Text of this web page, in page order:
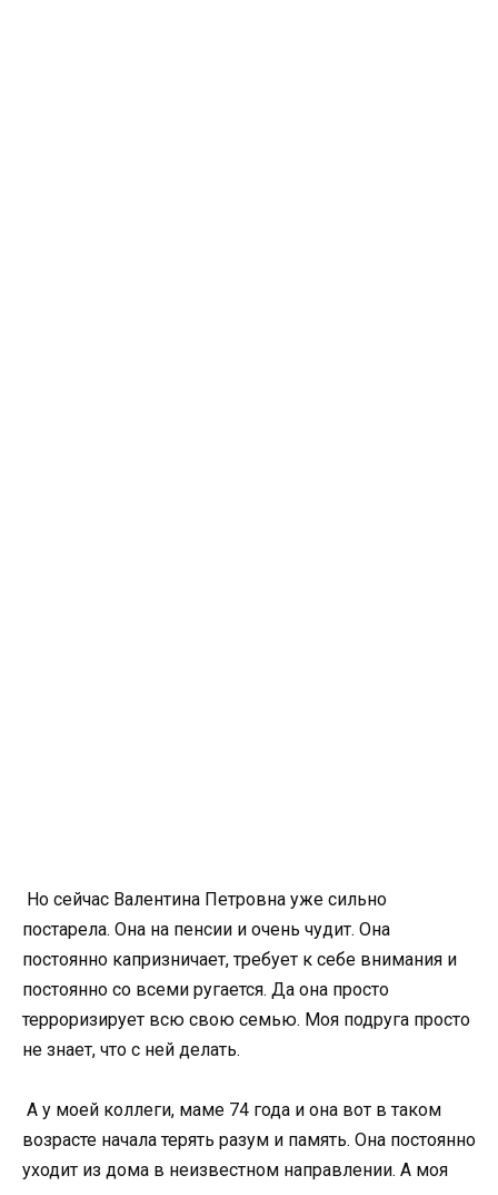
Но сейчас Валентина Петровна уже сильно
постарела. Она на пенсии и очень чудит. Она
постоянно капризничает, требует к себе внимания и
постоянно со всеми ругается. Да она просто
терроризирует всю свою семью. Моя подруга просто
не знает, что с ней делать.
А у моей коллеги, маме 74 года и она вот в таком
возрасте начала терять разум и память. Она постоянно
уходит из дома в неизвестном направлении. А моя